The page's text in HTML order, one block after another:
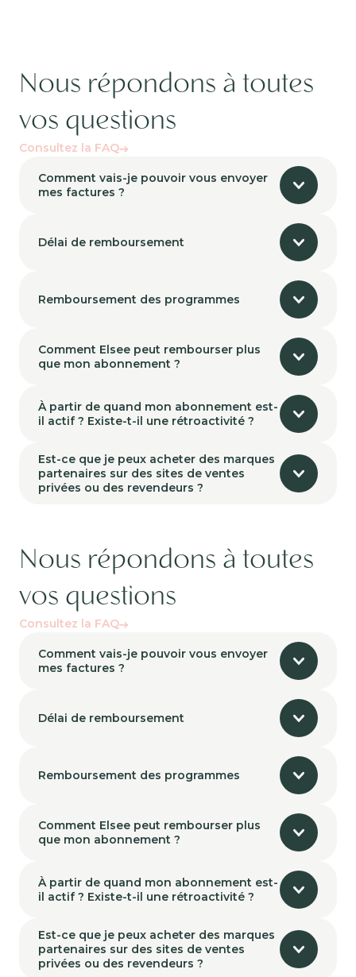
Nous répondons à toutes
vos questions
Consultez la FAQ
Comment vais-je pouvoir vous envoyer
mes factures ?
Délai de remboursement
Remboursement des programmes
Comment Elsee peut rembourser plus
que mon abonnement ?
À partir de quand mon abonnement est-
il actif ? Existe-t-il une rétroactivité ?
Est-ce que je peux acheter des marques
partenaires sur des sites de ventes
privées ou des revendeurs ?
Nous répondons à toutes
vos questions
Consultez la FAQ
Comment vais-je pouvoir vous envoyer
mes factures ?
Délai de remboursement
Remboursement des programmes
Comment Elsee peut rembourser plus
que mon abonnement ?
À partir de quand mon abonnement est-
il actif ? Existe-t-il une rétroactivité ?
Est-ce que je peux acheter des marques
partenaires sur des sites de ventes
privées ou des revendeurs ?